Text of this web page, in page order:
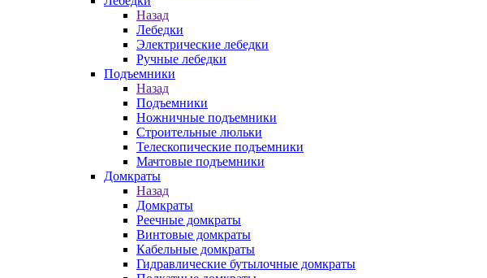
Назад
Лебедки
Электрические лебедки
Ручные лебедки
Подъемники
Назад
Подъемники
Ножничные подъемники
Строительные люльки
Телескопические подъемники
Мачтовые подъемники
Домкраты
Назад
Домкраты
Реечные домкраты
Винтовые домкраты
Кабельные домкраты
Гидравлические бутылочные домкраты